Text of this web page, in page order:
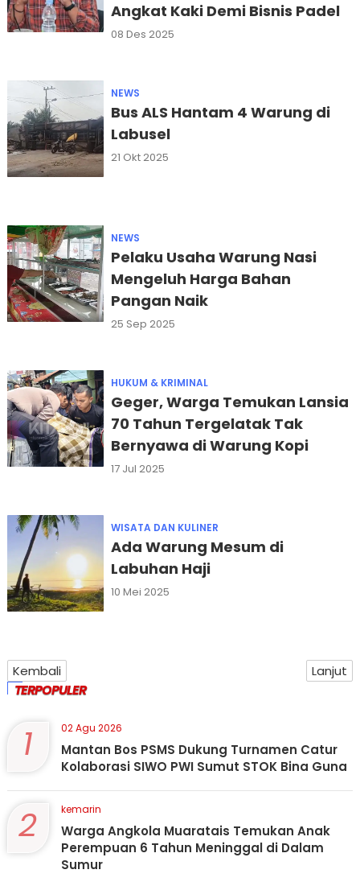
Angkat Kaki Demi Bisnis Padel
08 Des 2025
NEWS
Bus ALS Hantam 4 Warung di
Labusel
21 Okt 2025
NEWS
Pelaku Usaha Warung Nasi
Mengeluh Harga Bahan
Pangan Naik
25 Sep 2025
HUKUM & KRIMINAL
Geger, Warga Temukan Lansia
70 Tahun Tergelatak Tak
Bernyawa di Warung Kopi
17 Jul 2025
WISATA DAN KULINER
Ada Warung Mesum di
Labuhan Haji
10 Mei 2025
Kembali Lanjut
TERPOPULER
1 02 Agu 2026
Mantan Bos PSMS Dukung Turnamen Catur
Kolaborasi SIWO PWI Sumut STOK Bina Guna
2 kemarin
Warga Angkola Muaratais Temukan Anak
Perempuan 6 Tahun Meninggal di Dalam
Sumur